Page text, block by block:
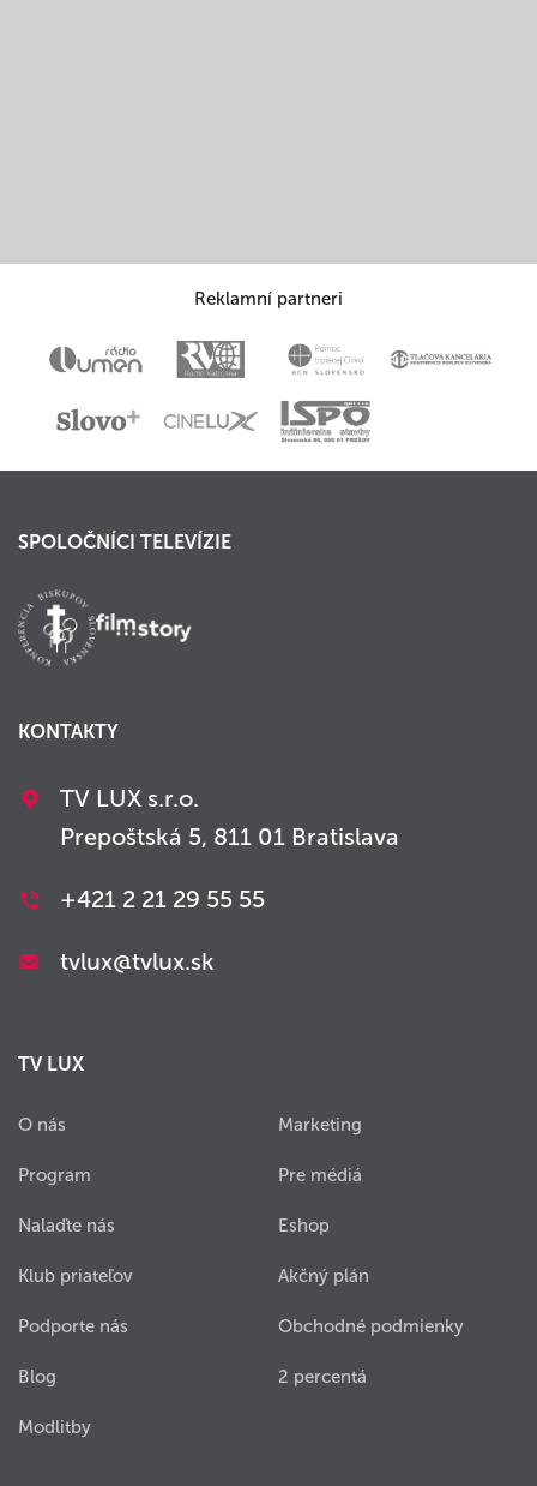
Reklamní partneri
SPOLOČNÍCI TELEVÍZIE
KONTAKTY
TV LUX s.r.o.
Prepoštská 5, 811 01 Bratislava
+421 2 21 29 55 55
tvlux@tvlux.sk
TV LUX
O nás
Program
Nalaďte nás
Klub priateľov
Podporte nás
Blog
Modlitby
Marketing
Pre médiá
Eshop
Akčný plán
Obchodné podmienky
2 percentá